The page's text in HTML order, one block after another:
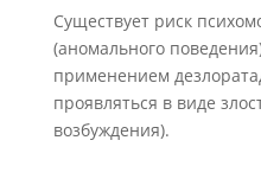
Существует риск
(аномального
применением
проявляться в виде
возбуждения).